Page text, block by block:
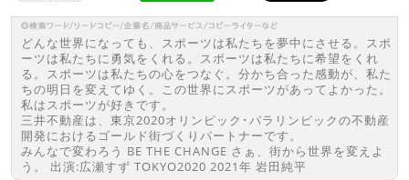
どんな世界になっても、スポーツは私たちを夢中にさせる。スポ
ーツは私たちに勇気をくれる。スポーツは私たちに希望をくれ
る。スポーツは私たちの⼼をつなぐ。分かち合った感動が、私た
ちの明⽇を変えてゆく。この世界にスポーツがあってよかった。
私はスポーツが好きです。
三井不動産は、東京2020オリンピック･パラリンピックの不動産
開発におけるゴールド街づくりパートナーです。
みんなで変わろう BE THE CHANGE さぁ、街から世界を変えよ
う。 出演:広瀬すず TOKYO2020 2021年 岩田純平